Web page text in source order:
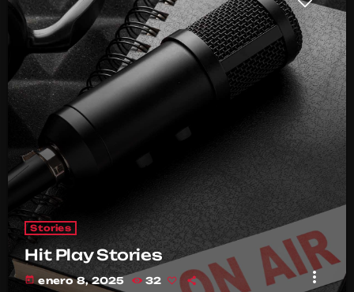
Stories
Hit Play Stories
today enero 8, 2025 32 more_vert